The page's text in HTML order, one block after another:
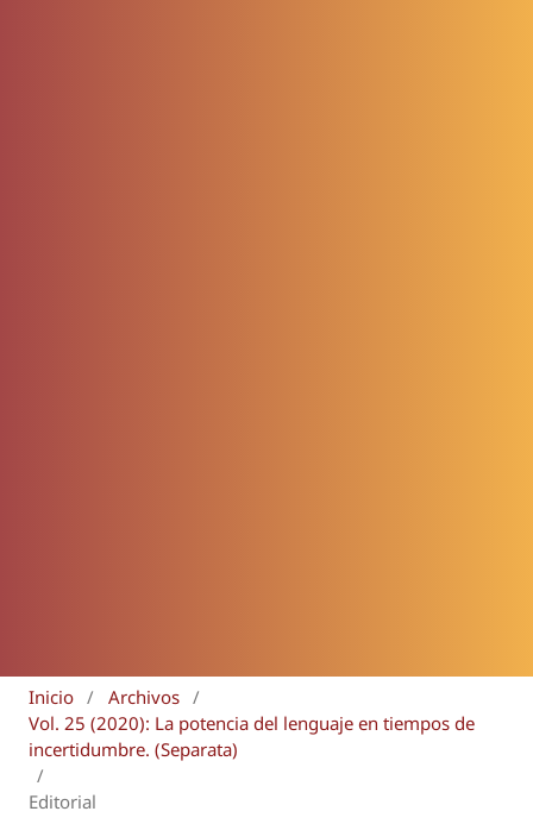
Inicio / Archivos /
Vol. 25 (2020): La potencia del lenguaje en tiempos de
incertidumbre. (Separata)
/
Editorial